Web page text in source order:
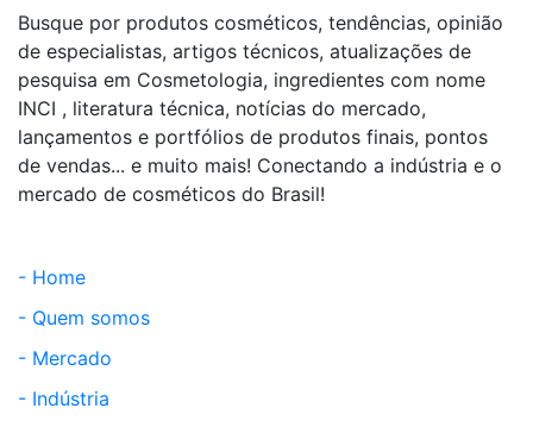
Busque por produtos cosméticos, tendências, opinião
de especialistas, artigos técnicos, atualizações de
pesquisa em Cosmetologia, ingredientes com nome
INCI , literatura técnica, notícias do mercado,
lançamentos e portfólios de produtos finais, pontos
de vendas... e muito mais! Conectando a indústria e o
mercado de cosméticos do Brasil!
- Home
- Quem somos
- Mercado
- Indústria